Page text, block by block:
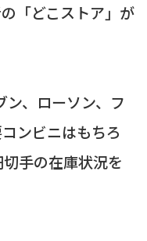
「どこストア」が
ン、ローソン、フ
ンビニはもちろ
手の在庫状況を